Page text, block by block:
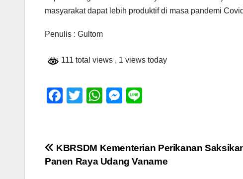
masyarakat dapat lebih produktif di masa pandemi
Penulis : Gultom
111 total views , 1 views today
F
e
b
T
er
W
s
A
M
e
n
Navigasi
KBRSDM Kementerian Perikanan
Panen Raya Udang Vaname